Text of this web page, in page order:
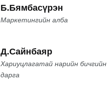
Б.Бямбасүрэн
Маркетингийн алба
Д.Сайнбаяр
Хариуцлагатай нарийн бичгийн
дарга